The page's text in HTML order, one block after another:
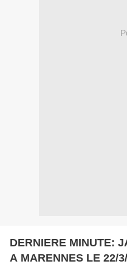
DERNIERE MINUTE:
A MARENNES LE 22/